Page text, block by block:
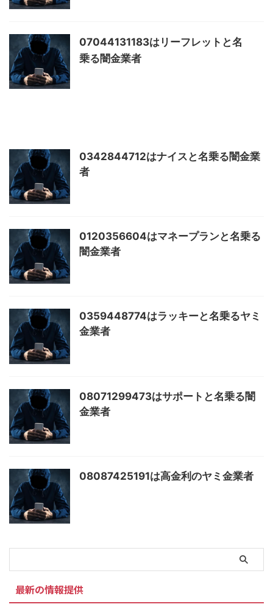
07044131183はリーフレットと名
乗る闇金業者
0342844712はナイスと名乗る闇金業
者
0120356604はマネープランと名乗る
闇金業者
0359448774はラッキーと名乗るヤミ
金業者
08071299473はサポートと名乗る闇
金業者
08087425191は高金利のヤミ金業者
最新の情報提供